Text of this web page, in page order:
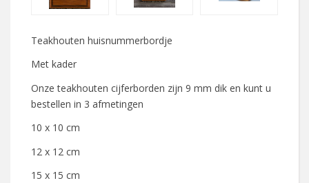
Teakhouten huisnummerbordje
Met kader
Onze teakhouten cijferborden zijn 9 mm dik en kunt u
bestellen in 3 afmetingen
10 x 10 cm
12 x 12 cm
15 x 15 cm